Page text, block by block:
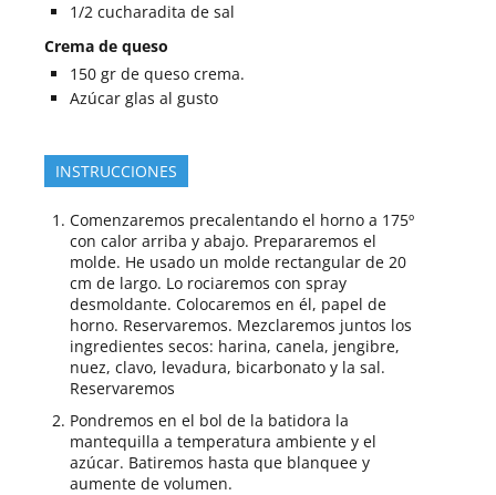
1/2 cucharadita de sal
Crema de queso
150 gr de queso crema.
Azúcar glas al gusto
INSTRUCCIONES
Comenzaremos precalentando el horno a 175º
con calor arriba y abajo. Prepararemos el
molde. He usado un molde rectangular de 20
cm de largo. Lo rociaremos con spray
desmoldante. Colocaremos en él, papel de
horno. Reservaremos. Mezclaremos juntos los
ingredientes secos: harina, canela, jengibre,
nuez, clavo, levadura, bicarbonato y la sal.
Reservaremos
Pondremos en el bol de la batidora la
mantequilla a temperatura ambiente y el
azúcar. Batiremos hasta que blanquee y
aumente de volumen.